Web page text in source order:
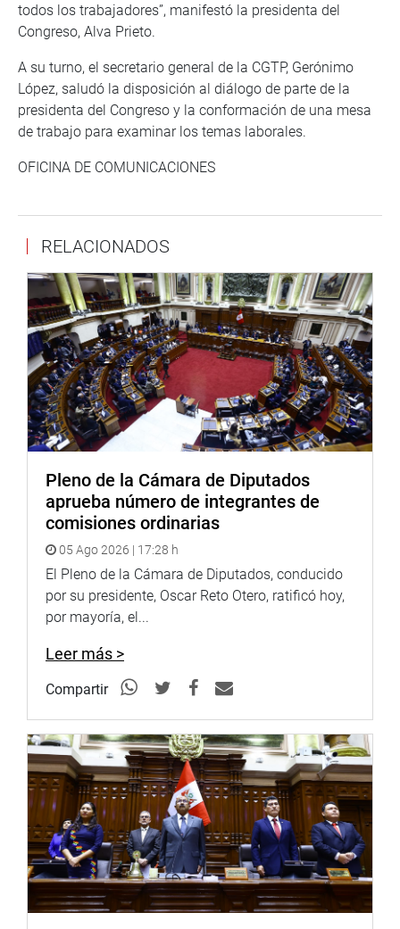
todos los trabajadores”, manifestó la presidenta del
Congreso, Alva Prieto.
A su turno, el secretario general de la CGTP, Gerónimo
López, saludó la disposición al diálogo de parte de la
presidenta del Congreso y la conformación de una mesa
de trabajo para examinar los temas laborales.
OFICINA DE COMUNICACIONES
RELACIONADOS
Pleno de la Cámara de Diputados
aprueba número de integrantes de
comisiones ordinarias
05 Ago 2026 | 17:28 h
El Pleno de la Cámara de Diputados, conducido
por su presidente, Oscar Reto Otero, ratificó hoy,
por mayoría, el...
Leer más >
Compartir